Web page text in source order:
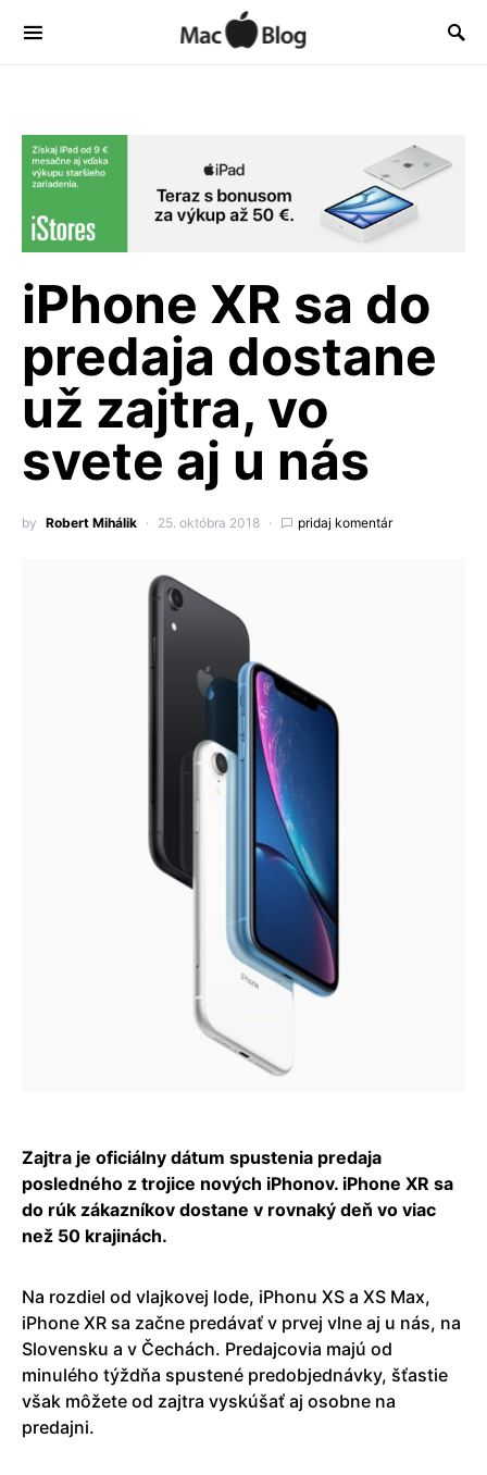
iPhone XR sa do
predaja dostane
už zajtra, vo
svete aj u nás
by Robert Mihálik 25. októbra 2018 pridaj komentár
Zajtra je oficiálny dátum spustenia predaja
posledného z trojice nových iPhonov. iPhone XR sa
do rúk zákazníkov dostane v rovnaký deň vo viac
než 50 krajinách.
Na rozdiel od vlajkovej lode, iPhonu XS a XS Max,
iPhone XR sa začne predávať v prvej vlne aj u nás, na
Slovensku a v Čechách. Predajcovia majú od
minulého týždňa spustené predobjednávky, šťastie
však môžete od zajtra vyskúšať aj osobne na
predajni.